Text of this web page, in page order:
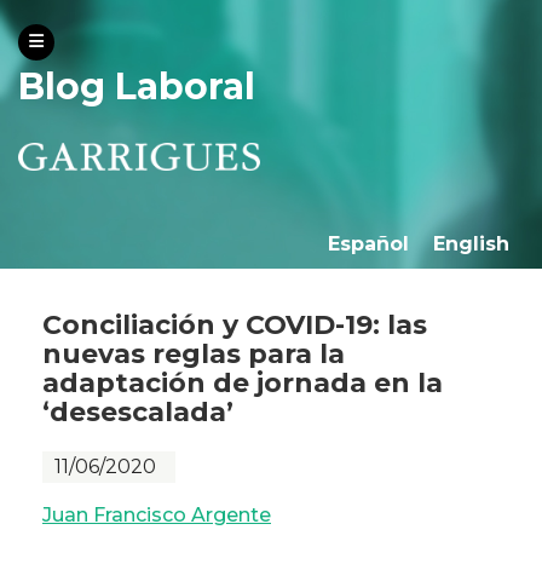
Blog Laboral
Español English
Conciliación y COVID-19: las
nuevas reglas para la
adaptación de jornada en la
‘desescalada’
11/06/2020
Juan Francisco Argente